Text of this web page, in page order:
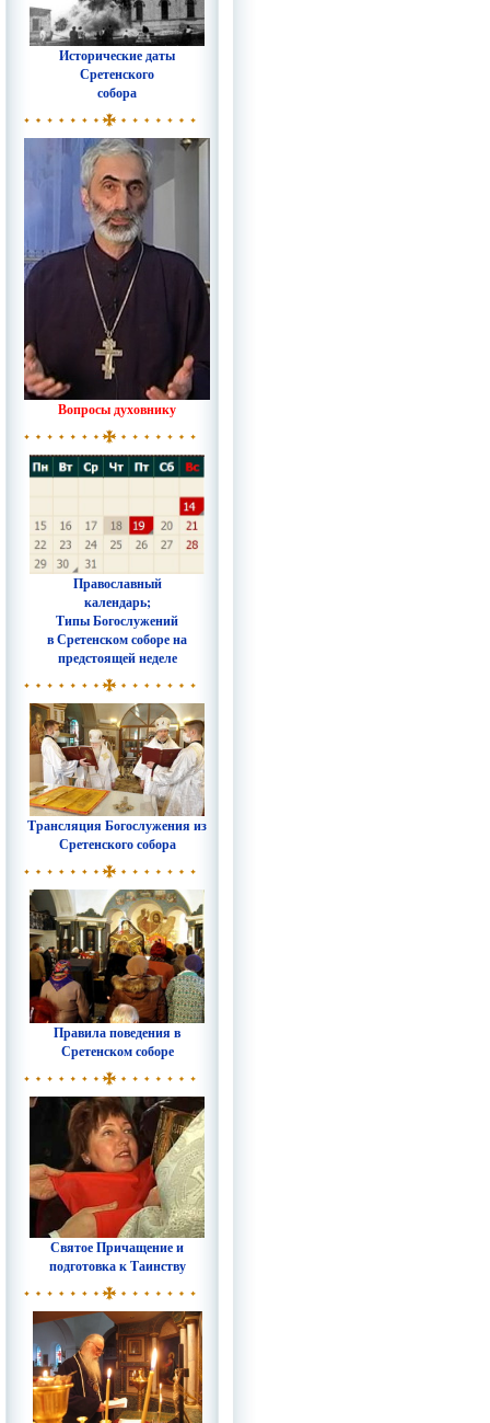
Исторические даты
Сретенского
собора
Вопросы духовнику
Православный
календарь;
Типы Богослужений
в Сретенском соборе на
предстоящей неделе
Трансляция Богослужения из
Сретенского собора
Правила поведения в
Сретенском соборе
Святое Причащение и
подготовка к Таинству